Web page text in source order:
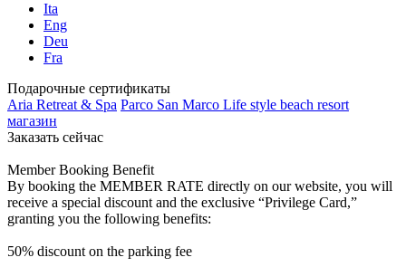
Ita
Eng
Deu
Fra
Подарочные сертификаты
Aria Retreat & Spa Parco San Marco Life style beach resort
магазин
Заказать сейчас
Member Booking Benefit
By booking the MEMBER RATE directly on our website, you will
receive a special discount and the exclusive “Privilege Card,”
granting you the following benefits:
50% discount on the parking fee